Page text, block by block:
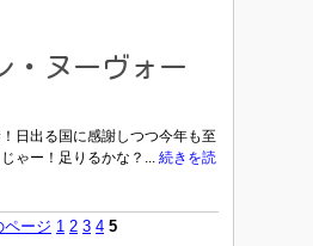
・ヌーヴォー
日出る国に感謝しつつ今年も至
ゃー！足りるかな？... 続きを読
ページ 1 2 3 4 5